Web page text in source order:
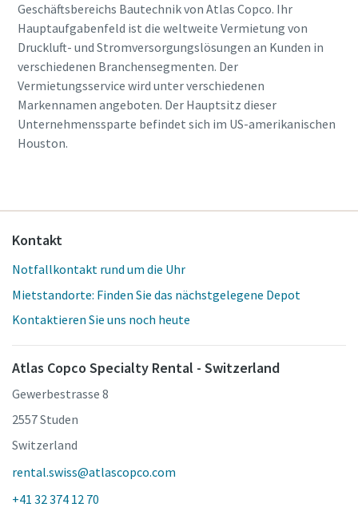
Geschäftsbereichs Bautechnik von Atlas Copco. Ihr
Hauptaufgabenfeld ist die weltweite Vermietung von
Druckluft- und Stromversorgungslösungen an Kunden in
verschiedenen Branchensegmenten. Der
Vermietungsservice wird unter verschiedenen
Markennamen angeboten. Der Hauptsitz dieser
Unternehmenssparte befindet sich im US-amerikanischen
Houston.
Kontakt
Notfallkontakt rund um die Uhr
Mietstandorte: Finden Sie das nächstgelegene Depot
Kontaktieren Sie uns noch heute
Atlas Copco Specialty Rental - Switzerland
Gewerbestrasse 8
2557 Studen
Switzerland
rental.swiss@atlascopco.com
+41 32 374 12 70